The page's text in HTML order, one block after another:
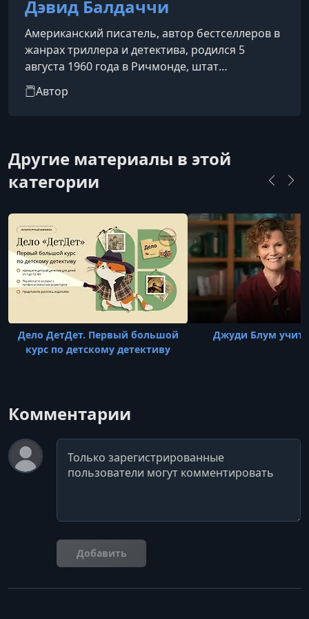
Дэвид Балдаччи
Американский писатель, автор бестселлеров в
жанрах триллера и детектива, родился 5
августа 1960 года в Ричмонде, штат
Вирджиния. Получив образование в области
политологии в Университете Содружества
работал юристом в Вашингтоне, округ
Колумбия. Писательскую карьеру начал с
детства, когда мать подарила ему тетрадь для
Автор
Другие материалы в этой
категории
Дело ДетДет. Первый большой
курс по детскому детективу
Джуди Блум учит
Комментарии
Комментарий
Добавить